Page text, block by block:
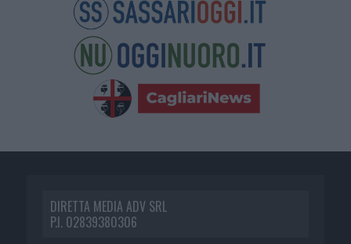
DIRETTA MEDIA ADV SRL
P.I. 02839380306